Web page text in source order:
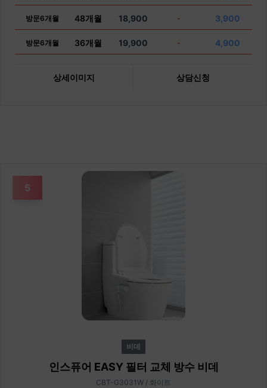
방문6개월 48개월 18,900 - 3,900
방문6개월 36개월 19,900 - 4,900
상세이미지 상담신청
5
비데
인스퓨어 EASY 필터 교체 방수 비데
CBT-G3031W / 화이트